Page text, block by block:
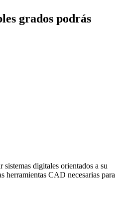
grados podrás
digitales orientados a su
herramientas CAD necesarias para